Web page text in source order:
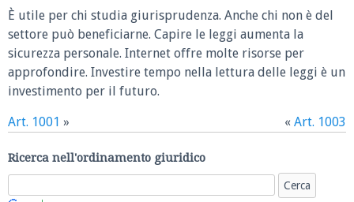
È utile per chi studia giurisprudenza. Anche chi non è del
settore può beneficiarne. Capire le leggi aumenta la
sicurezza personale. Internet offre molte risorse per
approfondire. Investire tempo nella lettura delle leggi è un
investimento per il futuro.
Art. 1001 » « Art. 1003
Ricerca nell'ordinamento giuridico